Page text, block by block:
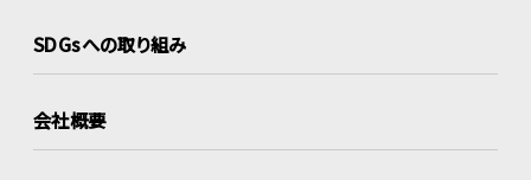
SDGsへの取り組み
会社概要